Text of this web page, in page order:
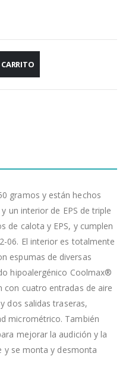
gramos y están hechos
un interior de EPS de triple
de calota y EPS, y cumplen
06. El interior es totalmente
espumas de diversas
hipoalergénico Coolmax®
cuatro entradas de aire
dos salidas traseras,
micrométrico. También
mejorar la audición y la
y se monta y desmonta